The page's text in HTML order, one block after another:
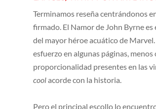
Terminamos reseña centrándonos
firmado. El Namor de John Byrne
del mayor héroe acuático de
esfuerzo en algunas páginas,
proporcionalidad presentes en las
coolacorde con la historia.
Pero el principal escollo lo